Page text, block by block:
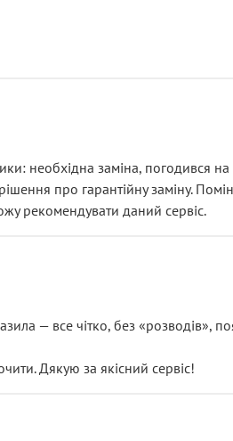
необхідна заміна, погодився
про гарантійну заміну.
рекомендувати даний сервіс.
— все чітко, без «розводів»,
Дякую за якісний сервіс!